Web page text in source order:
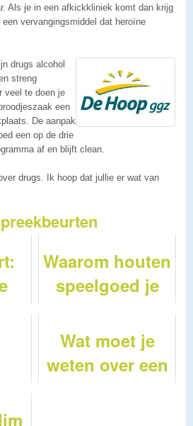
Als je in een afkickkliniek komt dan krijg
vervangingsmiddel dat heroïne
drugs alcohol
streng
veel te doen je
een
De aanpak
een op de drie
af en blijft clean.
drugs. Ik hoop dat jullie er wat van
Waarom houten
speelgoed je
rekenvaardigheid
in 2026: van
Wat moet je
weten over een